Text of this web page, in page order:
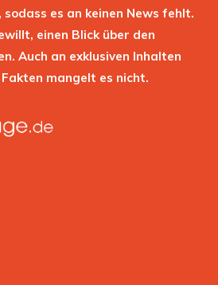
es an keinen News fehlt.
einen Blick über den
Auch an exklusiven Inhalten
mangelt es nicht.